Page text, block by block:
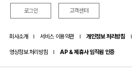
로그인 고객센터
회사소개 서비스 이용약관 개인정보 처리방침
영상정보 처리방침 AP & 제휴사 임직원 인증